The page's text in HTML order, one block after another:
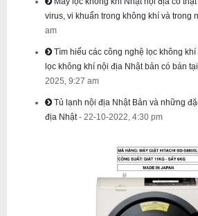
virus, vi khuẩn trong không khí và trong
am
Tìm hiểu các công nghệ lọc không
lọc không khí nội địa Nhật bản có bán
2025, 9:27 am
Tủ lạnh nội địa Nhật Bản và những
địa Nhật - 22-10-2022, 4:30 pm